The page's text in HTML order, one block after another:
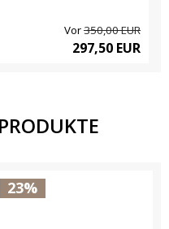
Vor350,00 EUR
297,50 EUR
23%